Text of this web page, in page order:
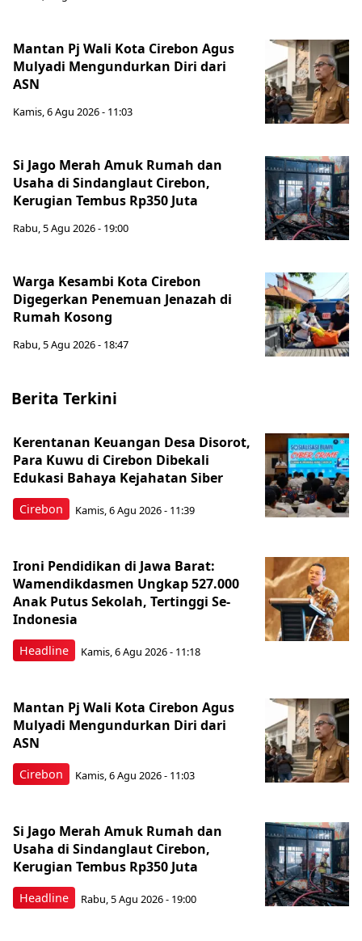
Mantan Pj Wali Kota Cirebon Agus
Mulyadi Mengundurkan Diri dari
ASN
Kamis, 6 Agu 2026 - 11:03
Si Jago Merah Amuk Rumah dan
Usaha di Sindanglaut Cirebon,
Kerugian Tembus Rp350 Juta
Rabu, 5 Agu 2026 - 19:00
Warga Kesambi Kota Cirebon
Digegerkan Penemuan Jenazah di
Rumah Kosong
Rabu, 5 Agu 2026 - 18:47
Berita Terkini
Cirebon
Kerentanan Keuangan Desa Disorot,
Para Kuwu di Cirebon Dibekali
Edukasi Bahaya Kejahatan Siber
Kamis, 6 Agu 2026 - 11:39
Headline
Ironi Pendidikan di Jawa Barat:
Wamendikdasmen Ungkap 527.000
Anak Putus Sekolah, Tertinggi Se-
Indonesia
Kamis, 6 Agu 2026 - 11:18
Cirebon
Mantan Pj Wali Kota Cirebon Agus
Mulyadi Mengundurkan Diri dari
ASN
Kamis, 6 Agu 2026 - 11:03
Headline
Si Jago Merah Amuk Rumah dan
Usaha di Sindanglaut Cirebon,
Kerugian Tembus Rp350 Juta
Rabu, 5 Agu 2026 - 19:00